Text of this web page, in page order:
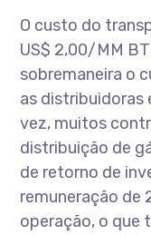
O custo do
US$ 2,00/MM
sobremaneira o
as distribuidoras
vez, muitos
distribuição de
de retorno de
remuneração de
operação, o que